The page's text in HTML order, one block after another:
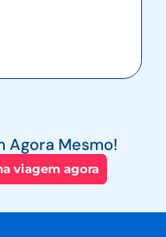
Agora Mesmo!
viagem agora